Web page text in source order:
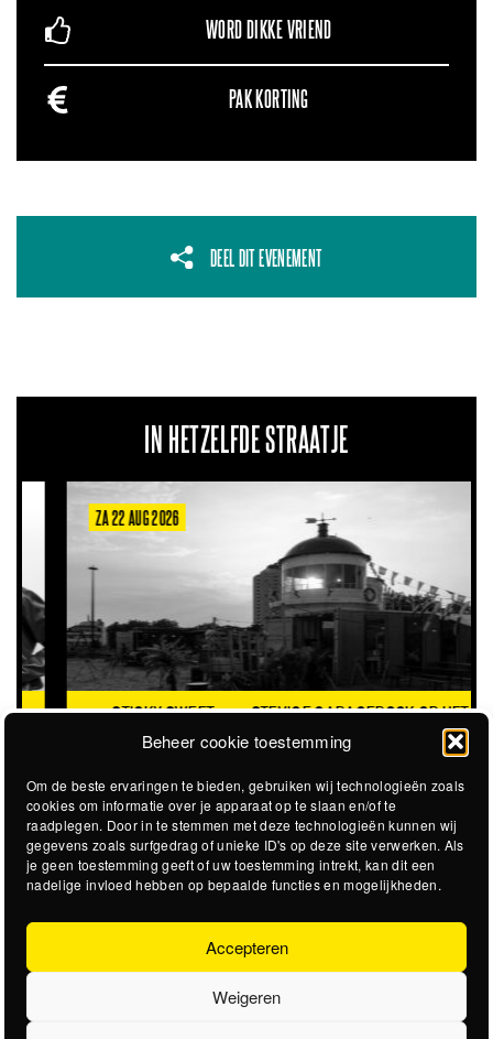
Beheer cookie toestemming
Om de beste ervaringen te bieden, gebruiken wij technologieën zoals
cookies om informatie over je apparaat op te slaan en/of te
raadplegen. Door in te stemmen met deze technologieën kunnen wij
gegevens zoals surfgedrag of unieke ID's op deze site verwerken. Als
je geen toestemming geeft of uw toestemming intrekt, kan dit een
nadelige invloed hebben op bepaalde functies en mogelijkheden.
Accepteren
Weigeren
WORD DIKKE VRIEND
PAK KORTING
DEEL DIT EVENEMENT
IN HETZELFDE STRAATJE
ZA 22 AUG 2026
STICKY SWEET
@STADSSTRAND
STEVIGE GARAGEROCK OP HET
STADSSTRAND